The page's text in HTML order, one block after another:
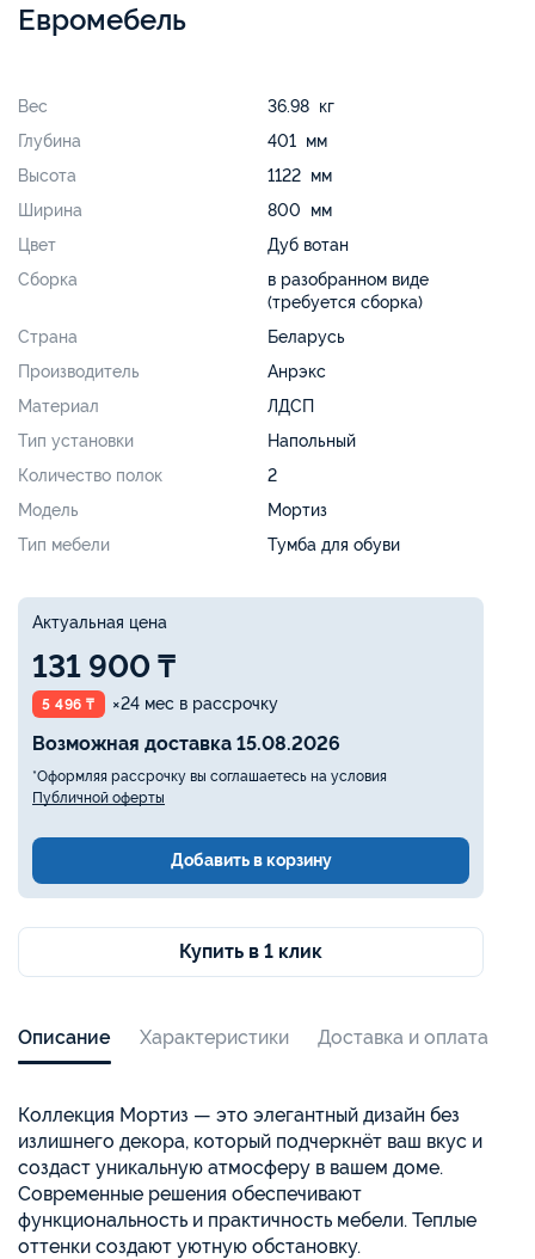
Евромебель
Вес
36.98 кг
Глубина
401 мм
Высота
1122 мм
Ширина
800 мм
Цвет
Дуб вотан
Сборка
в разобранном виде
(требуется сборка)
Страна
Беларусь
Производитель
Анрэкс
Материал
ЛДСП
Тип установки
Напольный
Количество полок
2
Модель
Мортиз
Тип мебели
Тумба для обуви
Актуальная цена
131 900 ₸
5 496 ₸ ×24 мес в рассрочку
Возможная доставка 15.08.2026
*Оформляя рассрочку вы соглашаетесь на условия
Публичной оферты
Добавить в корзину
Купить в 1 клик
Описание Характеристики Доставка и оплата
Коллекция Мортиз — это элегантный дизайн без
излишнего декора, который подчеркнёт ваш вкус и
создаст уникальную атмосферу в вашем доме.
Современные решения обеспечивают
функциональность и практичность мебели. Теплые
оттенки создают уютную обстановку.